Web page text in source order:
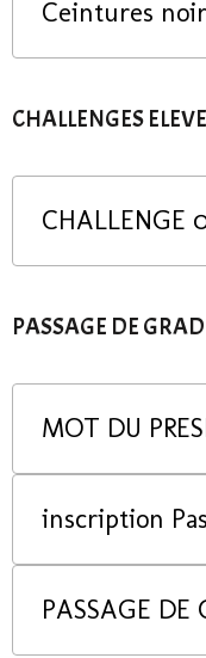
Ceintures
CHALLENGES
CHALLENGE
PASSAGE DE
MOT DU
PASSAGE DE